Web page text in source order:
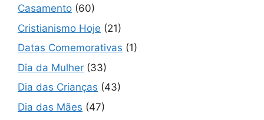
Casamento (60)
Cristianismo Hoje (21)
Datas Comemorativas (1)
Dia da Mulher (33)
Dia das Crianças (43)
Dia das Mães (47)